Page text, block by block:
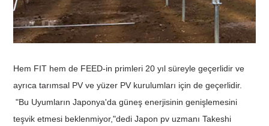
Hem FIT hem de FEED-in primleri 20 yıl süreyle geçerlidir ve
ayrıca tarımsal PV ve yüzer PV kurulumları için de geçerlidir.
"Bu Uyumların Japonya'da güneş enerjisinin genişlemesini
teşvik etmesi beklenmiyor,"dedi Japon pv uzmanı Takeshi